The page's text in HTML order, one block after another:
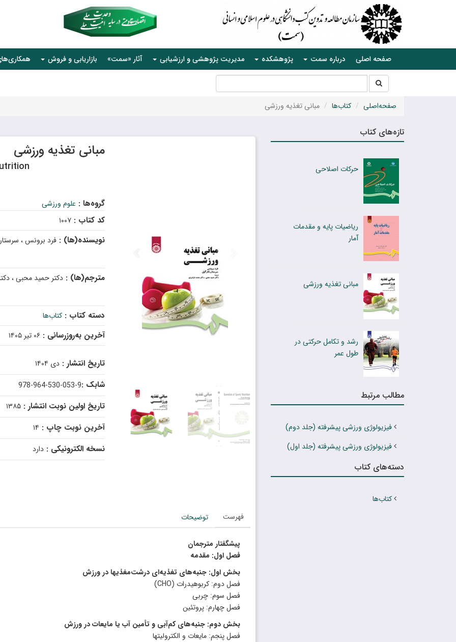
صفحه اصلی درباره سمت پژوهشکده مدیریت پژوهشی و ارزشیابی آثار «سمت» بازاریابی و فروش
جستجو
در
سایتصفحه‌اصلی کتاب‌ها مبانی تغذیه ورزشی
مبانی تغذیه ورزشی
گروه‌ها : علوم ورزشی
کد کتاب :۱۰۰۷
نویسنده(ها) :فرد برونس ،
مترجم(ها) :دکتر حمید محبی ،
دسته کتاب :کتاب‌ها
آخرین به‌روزرسانی :۰۶ تیر ۱۴۰۵
تاریخ انتشار :دی ۱۴۰۴
شابک :978-964-530-053-9
تاریخ اولین نوبت انتشار :۱۳۸۵
آخرین نوبت چاپ : ۱۴
نسخه الکترونیکی :دارد
فهرست توضیحات
پیشگفتار مترجمان
فصل اول: مقدمه
بخش اول: جنبه‌های تغذیه‌ای درشت‌مغذیها در ورزش
فصل دوم: کربوهیدرات (CHO)
فصل سوم: چربی
فصل چهارم: پروتئین
بخش دوم: جنبه‌های کم‌آبی و تأمین آب یا مایعات در ورزش
فصل پنجم: مایعات و الکترولیتها
تازه‌های کتاب
حرکات اصلاحی
ریاضیات پایه و مقدمات
آمار
مبانی تغذیه ورزشی
رشد و تکامل حرکتی در
طول عمر
مطالب مرتبط
فیزیولوژی ورزشی پیشرفته (جلد دوم)
فیزیولوژی ورزشی پیشرفته (جلد اول)
دسته‌های کتاب
کتاب‌ها